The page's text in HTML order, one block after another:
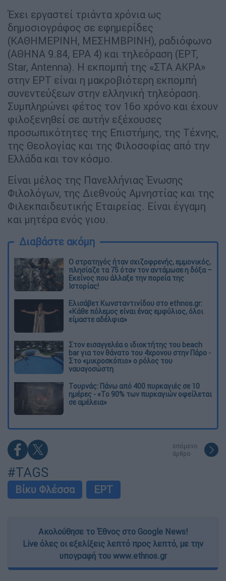
Έχει εργαστεί τριάντα χρόνια ως
δημοσιογράφος σε εφημερίδες
(ΚΑΘΗΜΕΡΙΝΗ, ΜΕΣΗΜΒΡΙΝΗ), ραδιόφωνο
(ΑΘΗΝΑ 9.84, ΕΡΑ 4) και τηλεόραση (ΕΡΤ,
Star, Antenna). Η εκπομπή της «ΣΤΑ ΑΚΡΑ»
στην ΕΡΤ είναι η μακροβιότερη εκπομπή
συνεντεύξεων στην ελληνική τηλεόραση.
Συμπληρώνει φέτος τον 16ο χρόνο και έχουν
φιλοξενηθεί σε αυτήν εξέχουσες
προσωπικότητες της Επιστήμης, της Τέχνης,
της Θεολογίας και της Φιλοσοφίας από την
Ελλάδα και τον κόσμο.
Είναι μέλος της Πανελλήνιας Ένωσης
Φιλολόγων, της Διεθνούς Αμνηστίας και της
Φιλεκπαιδευτικής Εταιρείας. Είναι έγγαμη
και μητέρα ενός γιου.
Διαβάστε ακόμη
O στρατηγός ήταν σχιζοφρενής, εμμονικός,
πλησίαζε τα 75 όταν τον αντάμωσε η δόξα –
Εκείνος που άλλαξε την πορεία της
Ιστορίας!
Ελισάβετ Κωνσταντινίδου στο ethnos.gr:
«Κάθε πόλεμος είναι ένας εμφύλιος, όλοι
είμαστε αδέλφια»
Στον εισαγγελέα ο ιδιοκτήτης του beach
bar για τον θάνατο του 4χρονου στην Πάρο -
Στο «μικροσκόπιο» ο ρόλος του
ναυαγοσώστη
Τουρνάς: Πάνω από 400 πυρκαγιές σε 10
ημέρες - «Το 90% των πυρκαγιών οφείλεται
σε αμέλεια»
επόμενο
άρθρο
#TAGS
Βίκυ Φλέσσα ΕΡΤ
Ακολούθησε το Έθνος στο Google News!
Live όλες οι εξελίξεις λεπτό προς λεπτό, με την
υπογραφή του www.ethnos.gr